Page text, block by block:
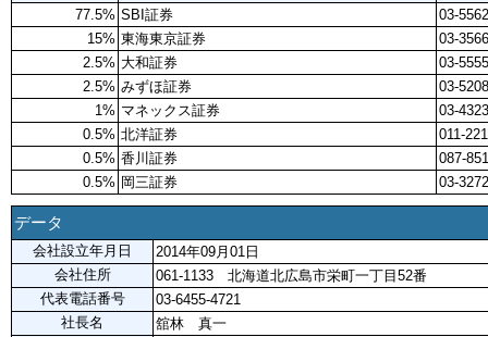
77.5% SBI証券
03-
15% 東海東京証券
03-
2.5% 大和証券
03-
2.5% みずほ証券
03-
1% マネックス証券
03-
0.5% 北洋証券
011-
0.5% 香川証券
087-
0.5% 岡三証券 03-
データ
会社設立年月日
2014年09月01日
会社住所
061-1133 北海道北広島市栄町一丁目52番
代表電話番号
03-6455-4721
社長名
舘林 真一